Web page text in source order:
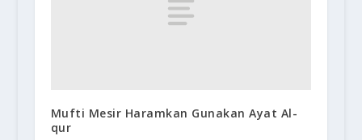
Mufti Mesir Haramkan Gunakan Ayat Al-
qur